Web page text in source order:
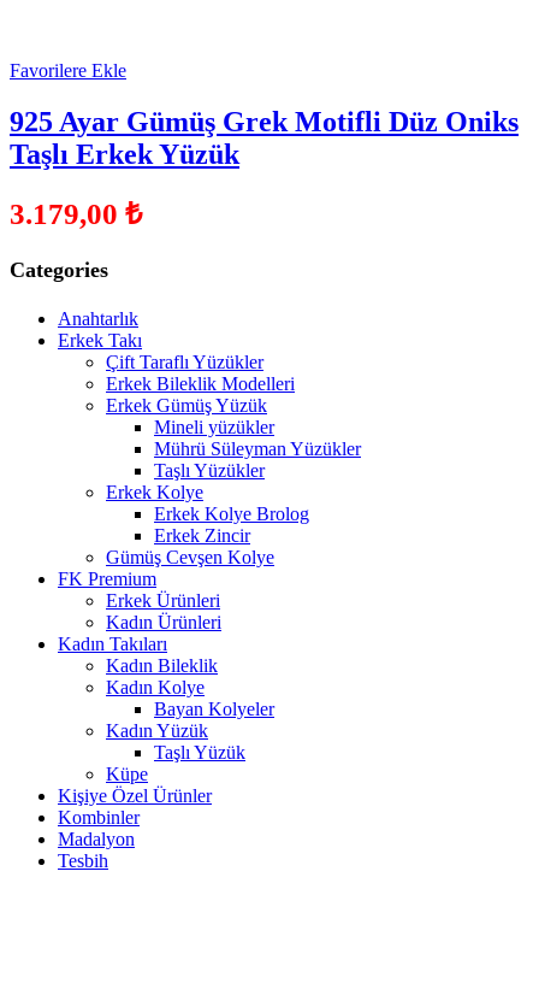
Favorilere Ekle
925 Ayar Gümüş Grek Motifli Düz Oniks
Taşlı Erkek Yüzük
3.179,00 ₺
Categories
Anahtarlık
Erkek Takı
Çift Taraflı Yüzükler
Erkek Bileklik Modelleri
Erkek Gümüş Yüzük
Mineli yüzükler
Mührü Süleyman Yüzükler
Taşlı Yüzükler
Erkek Kolye
Erkek Kolye Brolog
Erkek Zincir
Gümüş Cevşen Kolye
FK Premium
Erkek Ürünleri
Kadın Ürünleri
Kadın Takıları
Kadın Bileklik
Kadın Kolye
Bayan Kolyeler
Kadın Yüzük
Taşlı Yüzük
Küpe
Kişiye Özel Ürünler
Kombinler
Madalyon
Tesbih